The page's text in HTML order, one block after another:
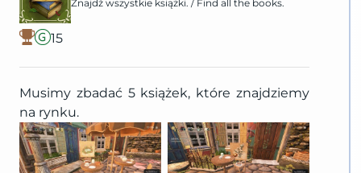
15
Znajdź wszystkie książki. / Find all the books.
Musimy zbadać 5 książek, które znajdziemy
na rynku.